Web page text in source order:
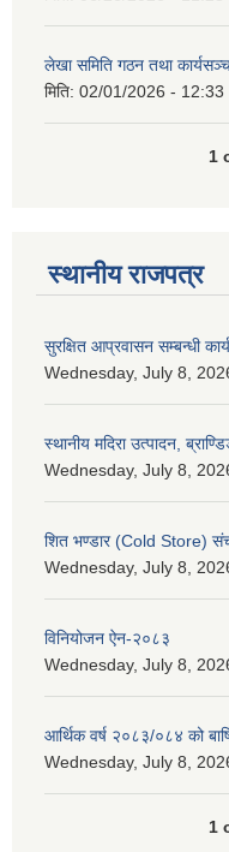
लेखा समिति गठन तथा
मिति: 02/01/2026 - 12:33
1
स्थानीय राजपत्र
सुरक्षित आप्रवासन सम्बन्धी
Wednesday, July 8,
स्थानीय मदिरा उत्पादन,
Wednesday, July 8,
शित भण्डार (Cold Store)
Wednesday, July 8,
विनियोजन ऐन-२०८३
Wednesday, July 8,
आर्थिक वर्ष २०८३/०८४ को
Wednesday, July 8,
1